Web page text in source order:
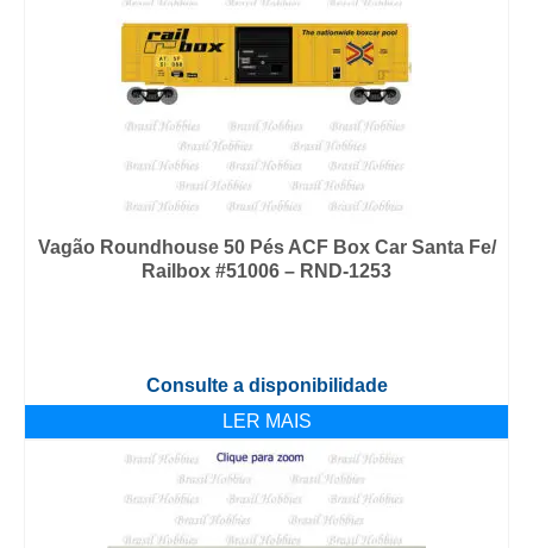
Vagão Roundhouse 50 Pés ACF Box Car Santa Fe/
Railbox #51006 – RND-1253
Consulte a disponibilidade
LER MAIS